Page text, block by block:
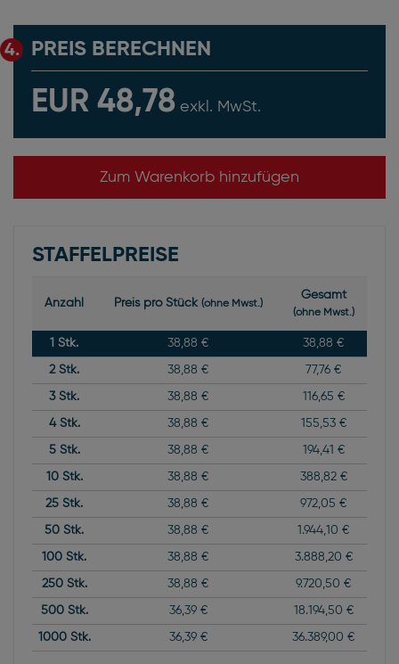
4. PREIS BERECHNEN
EUR 48,78 exkl. MwSt.
Zum Warenkorb hinzufügen
STAFFELPREISE
Anzahl Preis pro Stück (ohne Mwst.)
Gesamt
(ohne Mwst.)
1 Stk. 38,88 € 38,88 €
2Stk. 38,88 € 77,76 €
3Stk. 38,88 € 116,65 €
4Stk. 38,88 € 155,53 €
5Stk. 38,88 € 194,41 €
10Stk. 38,88 € 388,82 €
25 Stk. 38,88 € 972,05 €
50 Stk. 38,88 € 1.944,10 €
100 Stk. 38,88 € 3.888,20 €
250Stk. 38,88 € 9.720,50 €
500Stk. 36,39 € 18.194,50 €
1000Stk. 36,39 € 36.389,00 €